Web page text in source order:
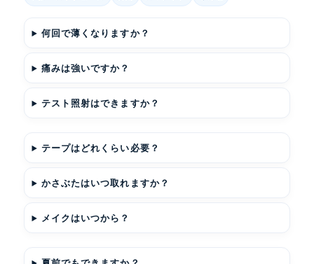
何回で薄くなりますか？
痛みは強いですか？
テスト照射はできますか？
テープはどれくらい必要？
かさぶたはいつ取れますか？
メイクはいつから？